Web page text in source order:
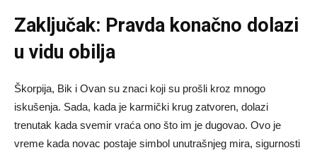
Zaključak: Pravda konačno dolazi
u vidu obilja
Škorpija, Bik i Ovan su znaci koji su prošli kroz mnogo
iskušenja. Sada, kada je karmički krug zatvoren, dolazi
trenutak kada svemir vraća ono što im je dugovao. Ovo je
vreme kada novac postaje simbol unutrašnjeg mira, sigurnosti